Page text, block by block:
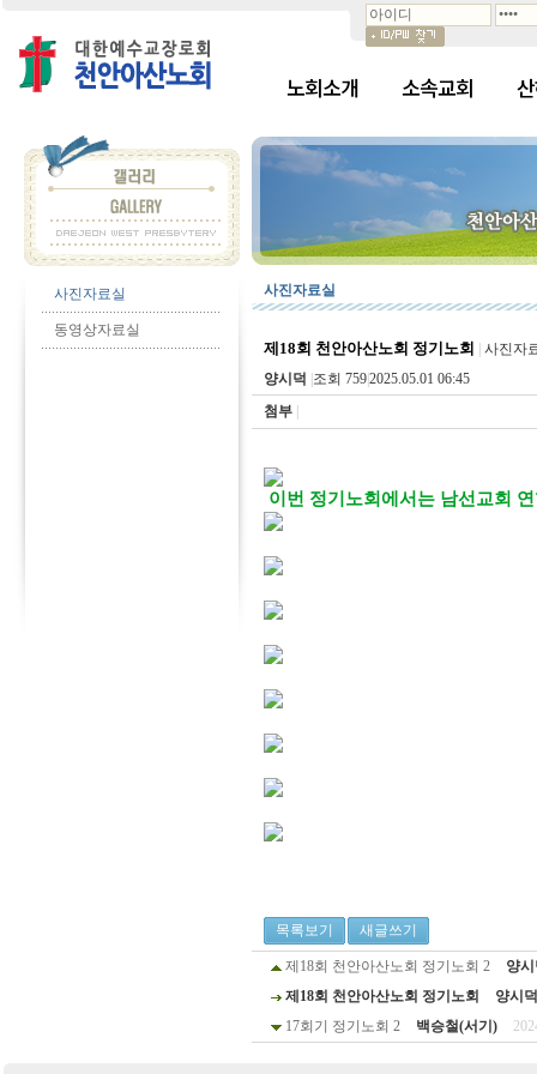
노회소개 소속교회
사진자료실
동영상자료실
사진자료실
제18회 천안아산노회 정기노회
사진자
양시덕 조회 7592025.05.01 06:45
첨부
이번 정기노회에서는 남선교회
목록보기 새글쓰기
제18회 천안아산노회 정기노회 2
양
제18회 천안아산노회 정기노회
양시덕
17회기 정기노회 2
백승철(서기)